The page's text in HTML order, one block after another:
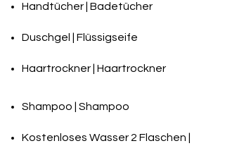
Handtücher | Badetücher
Duschgel | Flüssigseife
Haartrockner | Haartrockner
Shampoo | Shampoo
Kostenloses Wasser 2 Flaschen |